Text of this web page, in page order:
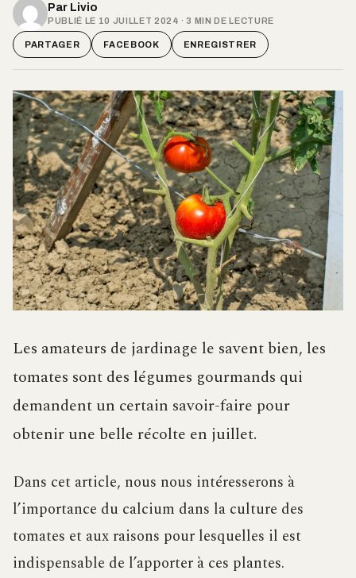
Par Livio
PUBLIÉ LE 10 JUILLET 2024 · 3 MIN DE LECTURE
PARTAGER FACEBOOK ENREGISTRER
Les amateurs de jardinage le savent bien, les
tomates sont des légumes gourmands qui
demandent un certain savoir-faire pour
obtenir une belle récolte en juillet.
Dans cet article, nous nous intéresserons à
l’importance du calcium dans la culture des
tomates et aux raisons pour lesquelles il est
indispensable de l’apporter à ces plantes.